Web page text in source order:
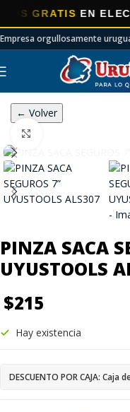
GRATISEN ELECTRO
Empresa orgullosamente
← Volver
PINZA SACA
UYUSTOOLS
$215
Hay existencia
DESCUENTO POR CAJA: